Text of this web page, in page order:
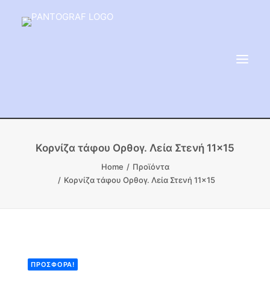
ΕΙΔΗ ΜΝΗΜΕΙΟΥ
ΑΔΑΜΑΝΤΟΦΟΡΟΙ ΔΙΣΚΟΙ
ΠΡΟΪΟΝΤΑ ΜΑΡΜΆΡΟΥ
Κορνίζα τάφου Ορθογ. Λεία Στενή 11×15
Home
Προϊόντα
Κορνίζα τάφου Ορθογ. Λεία Στενή 11×15
ΠΡΟΣΦΟΡΆ!